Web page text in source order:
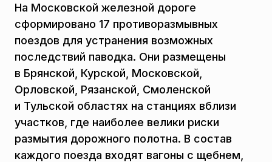
На Московской железной дороге
сформировано 17 противоразмывных
поездов для устранения возможных
последствий паводка. Они размещены
в Брянской, Курской, Московской,
Орловской, Рязанской, Смоленской
и Тульской областях на станциях вблизи
участков, где наиболее велики риски
размытия дорожного полотна. В состав
каждого поезда входят вагоны с щебнем,